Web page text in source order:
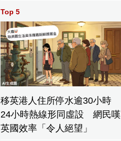
Top 5
移英港人住所停水逾30小時
24小時熱線形同虛設 網民嘆
英國效率「令人絕望」